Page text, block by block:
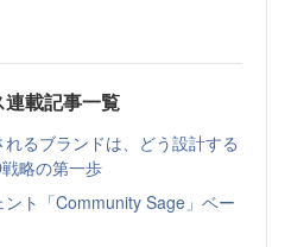
載記事一覧
れるブランドは、どう設計する
略の第一歩
ト「Community Sage」ベー